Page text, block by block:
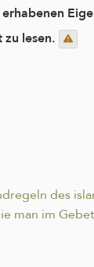
lesen.
des
man im